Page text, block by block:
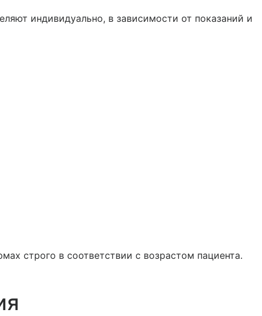
индивидуально, в зависимости от показаний и
строго в соответствии с возрастом пациента.